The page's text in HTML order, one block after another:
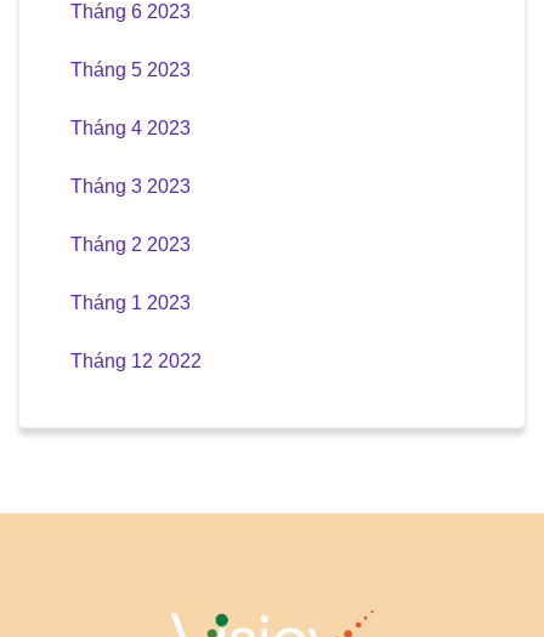
Tháng 6 2023
Tháng 5 2023
Tháng 4 2023
Tháng 3 2023
Tháng 2 2023
Tháng 1 2023
Tháng 12 2022